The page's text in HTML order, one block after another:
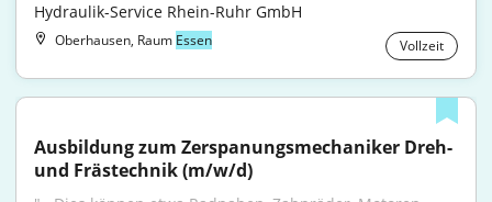
Hydraulik-Service Rhein-Ruhr GmbH
Oberhausen, Raum Essen Vollzeit
Ausbildung zum Zerspanungsmechaniker Dreh-
und Frästechnik (m/w/d)